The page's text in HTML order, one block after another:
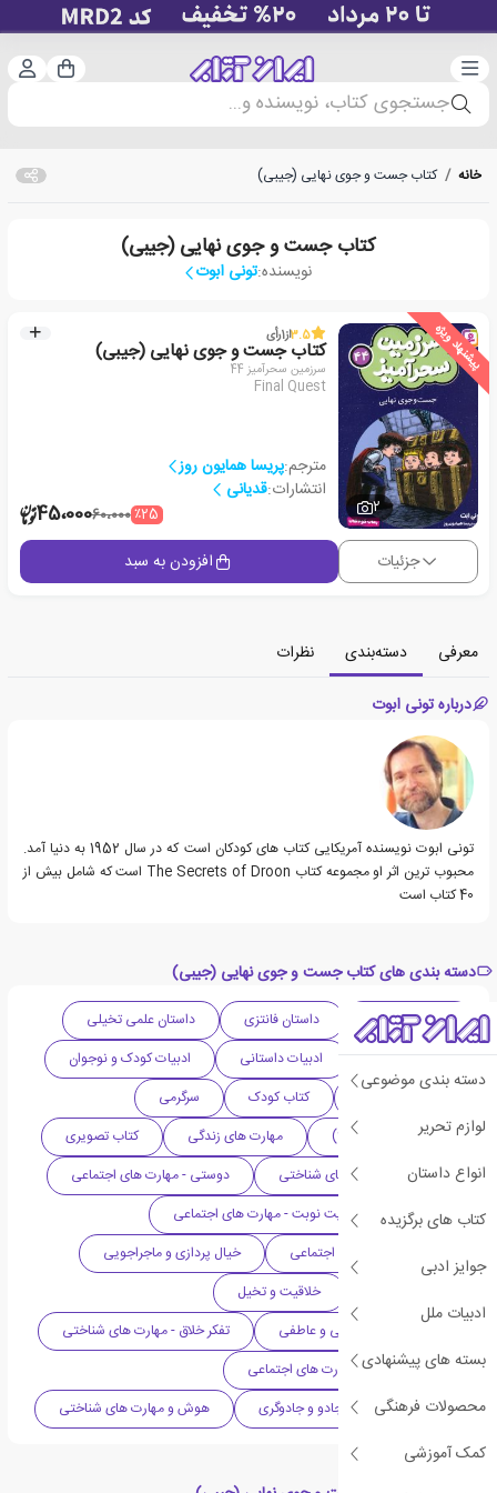
دسته‌بندی سبد
جستجوی کتاب، نویسنده و...
دسته بندی موضوعی
لوازم تحریر
انواع داستان
کتاب های برگزیده
جوایز ادبی
ادبیات ملل
بسته های پیشنهادی
محصولات فرهنگی
کمک آموزشی
خانه / کتاب جست و جوی نهایی (جیبی)
کتاب جست و جوی نهایی (جیبی)
نویسنده:تونی ابوت
پیشنهاد ویژه
2
3.5از1رأی
کتاب جست و جوی نهایی (جیبی)
سرزمین سحرآمیز 44
Final Quest
مترجم:پریسا همایون روز
انتشارات:قدیانی
٪2560،00045،000
جزئیات افزودن به سبد
معرفی دسته‌بندی
نظرات
درباره تونی ابوت
تونی ابوت نویسنده آمریکایی کتاب های کودکان است که در سال 1952 به دنیا آمد.
محبوب ترین اثر او مجموعه کتاب The Secrets of Droon است که شامل بیش از
40 کتاب است
دسته بندی های کتاب جست و جوی نهایی (جیبی)
داستان معمایی داستان فانتزی
داستان علمی تخیلی
ادبیات استرالیا
ادبیات داستانی
ادبیات کودک و نوجوان
کتاب کودک
سرگرمی
کودک (۹-۱۱ سال | +9)
مهارت های زندگی
کتاب تصویری
حل مسئله - مهارت های شناختی
دوستی - مهارت های اجتماعی
همدلی، احترام و رعایت نوبت - مهارت های اجتماعی
همکاری - مهارت های اجتماعی
خیال پردازی و ماجراجویی
خلاقیت و تخیل
رشد اجتماعی، ارتباطی و عاطفی
تفکر خلاق - مهارت های شناختی
توانایی سازگاری - مهارت های اجتماعی
شاهزاده ها، قصرها، جادو و جادوگری
هوش و مهارت های شناختی